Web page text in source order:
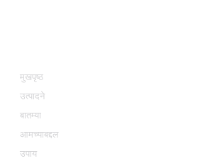
मुखपृष्ठ
उत्पादने
बातम्या
आमच्याबद्दल
उपाय